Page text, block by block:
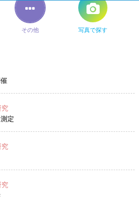
その他 写真で探す
究
定
究
究